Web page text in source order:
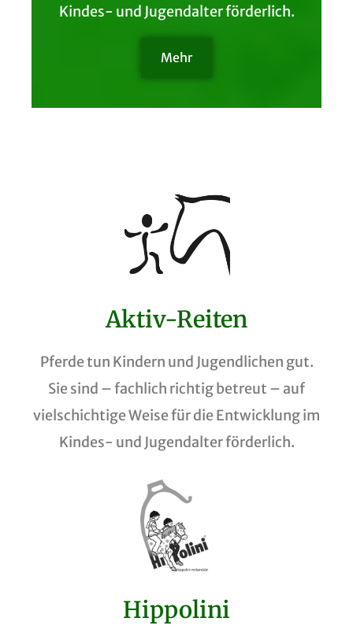
Kindes- und Jugendalter förderlich.
Mehr
Aktiv-Reiten
Pferde tun Kindern und Jugendlichen gut.
Sie sind – fachlich richtig betreut – auf
vielschichtige Weise für die Entwicklung im
Kindes- und Jugendalter förderlich.
Hippolini